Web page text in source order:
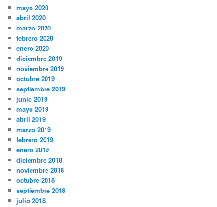
mayo 2020
abril 2020
marzo 2020
febrero 2020
enero 2020
diciembre 2019
noviembre 2019
octubre 2019
septiembre 2019
junio 2019
mayo 2019
abril 2019
marzo 2019
febrero 2019
enero 2019
diciembre 2018
noviembre 2018
octubre 2018
septiembre 2018
julio 2018